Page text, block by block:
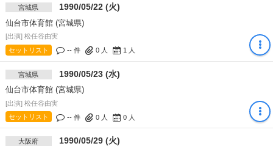
宮城県 1990/05/22 (火)
仙台市体育館 (宮城県)
[出演] 松任谷由実
セットリスト
-- 件 0人 1 人
宮城県 1990/05/23 (水)
仙台市体育館 (宮城県)
[出演] 松任谷由実
セットリスト
-- 件 0人 0人
大阪府 1990/05/29 (火)